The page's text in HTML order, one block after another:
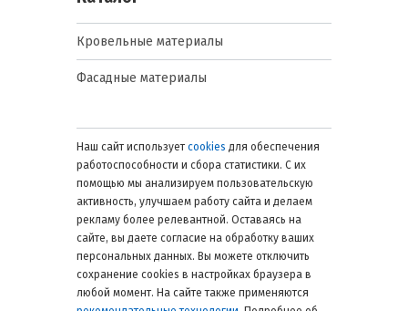
Кровельные материалы
Фасадные материалы
Наш сайт использует cookies для обеспечения
работоспособности и сбора статистики. С их
помощью мы анализируем пользовательскую
активность, улучшаем работу сайта и делаем
рекламу более релевантной. Оставаясь на
сайте, вы даете согласие на обработку ваших
персональных данных. Вы можете отключить
сохранение cookies в настройках браузера в
любой момент. На сайте также применяются